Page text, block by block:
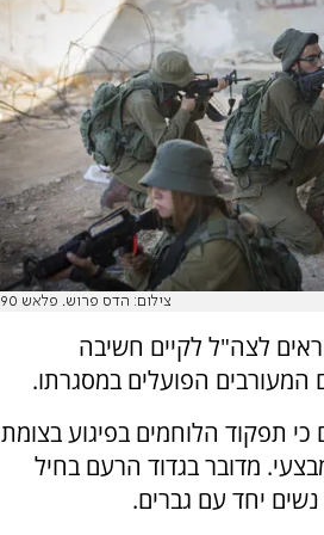
צילום: הדס פרוש. פלאש 90
לצה"ל לקיים חשיבה
המעורבים הפועלים במסגרתו.
תפקוד הלוחמים בפיגוע בצומת
מדובר בגדוד הרעם בחיל
יחד עם גברים.